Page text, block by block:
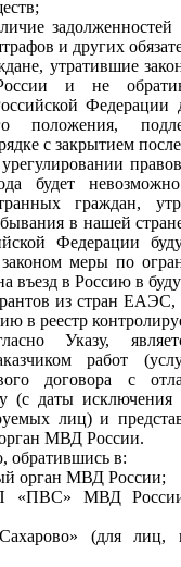
и других
утратившие
и не
Федерации
положения,
с закрытием
будет
граждан,
в нашей
Федерации
меры по
въезд в Россию в
из стран ЕАЭС,
в реестр
Указу,
работ
договора с
(с даты
лиц) и
МВД России.
обратившись в:
орган МВД России;
МВД России
(для лиц,